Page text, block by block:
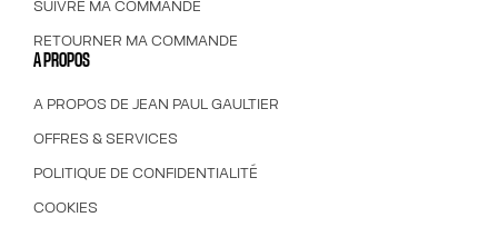
SUIVRE MA COMMANDE
RETOURNER MA COMMANDE
A PROPOS
A PROPOS DE JEAN PAUL GAULTIER
OFFRES & SERVICES
POLITIQUE DE CONFIDENTIALITÉ
COOKIES